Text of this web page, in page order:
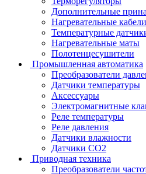
Дополнительные
Нагревательные кабели
Температурные
Нагревательные маты
Полотенцесушители
Промышленная автоматика
Преобразователи
Датчики температуры
Аксессуары
Электромагнитные
Реле температуры
Реле давления
Датчики влажности
Датчики CO2
Приводная техника
Преобразователи